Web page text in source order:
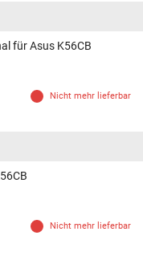
für Asus K56CB
Nicht mehr lieferbar
Nicht mehr lieferbar